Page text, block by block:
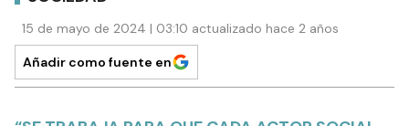
15 de mayo de 2024 | 03:10 actualizado hace 2 años
Añadir como fuente en